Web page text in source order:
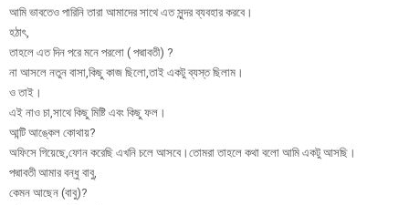
আমি ভাবতেও পারিনি তারা আমাদের সাথে এত সুন্দর ব্যবহার করবে।
হঠাৎ,
তাহলে এত দিন পরে মনে পরলো ( পদ্মাবতী) ?
না আসলে নতুন বাসা,কিছু কাজ ছিলো,তাই একটু ব্যস্ত ছিলাম।
ও তাই।
এই নাও চা,সাথে কিছু মিষ্টি এবং কিছু ফল।
আন্টি আঙ্কেল কোথায়?
অফিসে গিয়েছে,ফোন করেছি এখনি চলে আসবে।তোমরা তাহলে কথা বলো আমি একটু আসছি।
পদ্মাবতী আমার বন্ধু বাবু,
কেমন আছেন (বাবু)?